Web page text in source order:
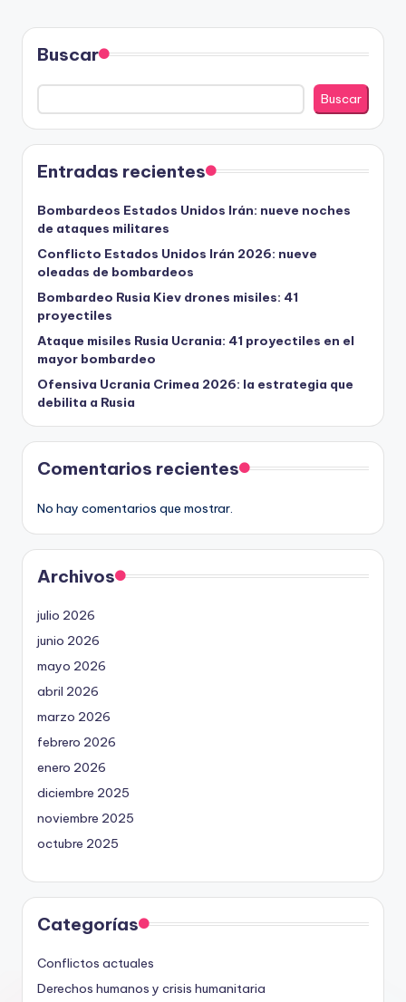
Buscar
Buscar
Entradas recientes
Bombardeos Estados Unidos Irán: nueve noches
de ataques militares
Conflicto Estados Unidos Irán 2026: nueve
oleadas de bombardeos
Bombardeo Rusia Kiev drones misiles: 41
proyectiles
Ataque misiles Rusia Ucrania: 41 proyectiles en el
mayor bombardeo
Ofensiva Ucrania Crimea 2026: la estrategia que
debilita a Rusia
Comentarios recientes
No hay comentarios que mostrar.
Archivos
julio 2026
junio 2026
mayo 2026
abril 2026
marzo 2026
febrero 2026
enero 2026
diciembre 2025
noviembre 2025
octubre 2025
Categorías
Conflictos actuales
Derechos humanos y crisis humanitaria